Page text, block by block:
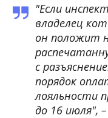
"Если
владелец
он положит
с
порядок
лояльности
до 16 июля",